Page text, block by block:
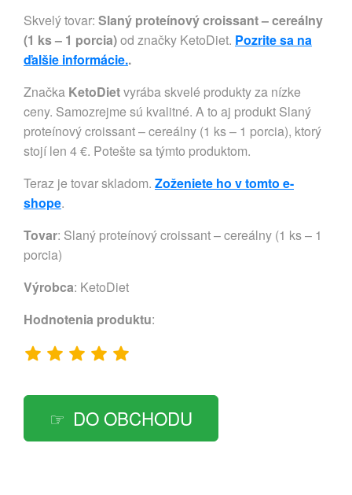
Skvelý tovar: Slaný proteínový croissant – cereálny
(1 ks – 1 porcia)od značky KetoDiet. Pozrite sa na
ďalšie informácie..
Značka KetoDietvyrába skvelé produkty za nízke
ceny. Samozrejme sú kvalitné. A to aj produkt Slaný
proteínový croissant – cereálny (1 ks – 1 porcia), ktorý
stojí len 4 €. Potešte sa týmto produktom.
Teraz je tovar skladom. Zoženiete ho v tomto e-
shope.
Tovar: Slaný proteínový croissant – cereálny (1 ks – 1
porcia)
Výrobca: KetoDiet
Hodnotenia produktu:
DO OBCHODU